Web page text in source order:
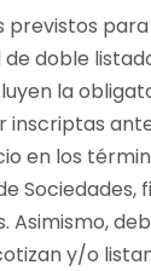
previstos
de doble
la
inscriptas
en los
Sociedades,
Asimismo,
y/o